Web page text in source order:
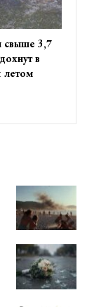
свыше 3,7
в
летом